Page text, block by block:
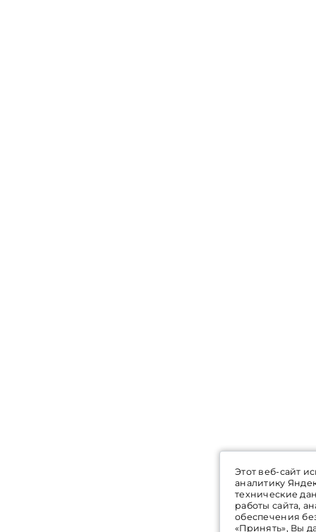
Этот веб-сайт
аналитику
технические
работы сайта,
обеспечения
«Принять», Вы